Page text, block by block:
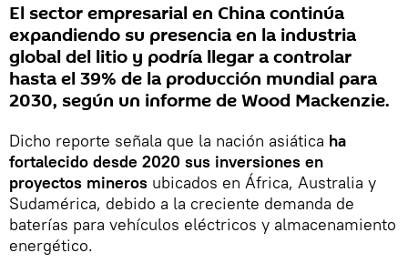
El sector empresarial en China continúa
expandiendo su presencia en la industria
global del litio y podría llegar a controlar
hasta el 39% de la producción mundial para
2030, según un informe de Wood Mackenzie.
Dicho reporte señala que la nación asiática ha
fortalecido desde 2020 sus inversiones en
proyectos mineros ubicados en África, Australia y
Sudamérica, debido a la creciente demanda de
baterías para vehículos eléctricos y almacenamiento
energético.